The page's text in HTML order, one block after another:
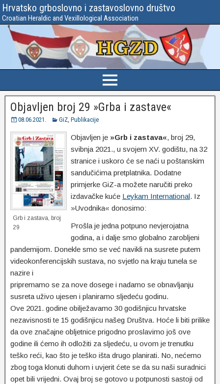
Hrvatsko grboslovno i zastavoslovno društvo
Croatian Heraldic and Vexillological Association
Objavljen broj 29 »Grba i zastave«
08.06.2021. GiZ, Publikacije
Grb i zastava, broj
29
Objavljen je »Grb i zastava«, broj 29,
svibnja 2021., u svojem XV. godištu, na 32
stranice i uskoro će se naći u poštanskim
sandučićima pretplatnika. Dodatne
primjerke GiZ-a možete naručiti preko
izdavačke kuće Leykam International. Iz
»Uvodnika« donosimo:
Prošla je jedna potpuno nevjerojatna
godina, a i dalje smo globalno zarobljeni
pandemijom. Donekle smo se već navikli na susrete putem
videokonferencijskih sustava, no svjetlo na kraju tunela se
nazire i
pripremamo se za nove dosege i nadamo se obnavljanju
susreta uživo ujesen i planiramo sljedeću godinu.
Ove 2021. godine obilježavamo 30 godišnjicu hrvatske
nezavisnosti te 15 godišnjicu našeg Društva. Hoće li biti prilike
da ove značajne obljetnice prigodno proslavimo još ove
godine ili ćemo ih odložiti za sljedeću, u ovom je trenutku
teško reći, kao što je teško išta drugo planirati. No, nećemo
zbog toga klonuti duhom i uvjerit ćete se da su naši suradnici
opet bili vrijedni. Ovaj broj se gotovo u potpunosti sastoji od